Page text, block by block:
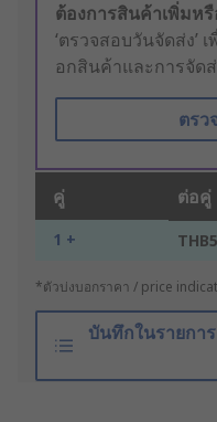
ต้องการสินค้าเพิ่มห
‘ตรวจสอบวันจัดส่ง’
อกสินค้าและการจัด
ตรว
คู่ ต่อคู่
1 +
*ตัวบ่งบอกราคา / price
บันทึกในรายกา